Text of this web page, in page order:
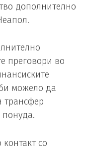
дополнително
преговори во
можело да
трансфер
понуда.
со